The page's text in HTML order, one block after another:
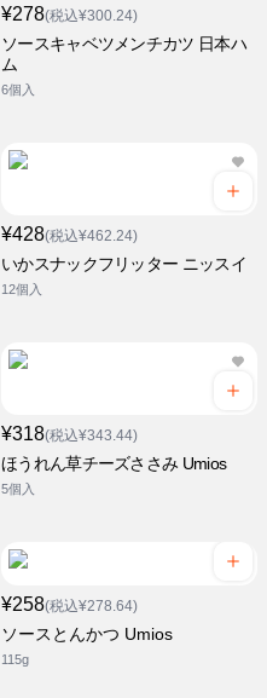
¥278(税込¥300.24)
ソースキャベツメンチカツ 日本ハ
ム
6個入
¥428(税込¥462.24)
いかスナックフリッター ニッスイ
12個入
¥318(税込¥343.44)
ほうれん草チーズささみ Umios
5個入
¥258(税込¥278.64)
ソースとんかつ Umios
115g